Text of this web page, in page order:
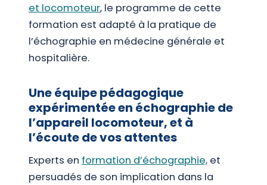
et locomoteur, le programme de cette
formation est adapté à la pratique de
l’échographie en médecine générale et
hospitalière.
Une équipe pédagogique
expérimentée en échographie de
l’appareil locomoteur, et à
l’écoute de vos attentes
Experts en formation d’échographie, et
persuadés de son implication dans la